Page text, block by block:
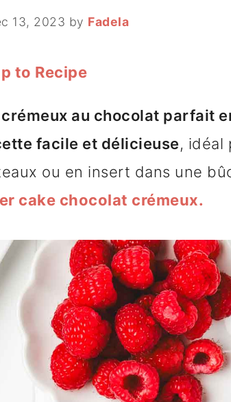
13, 2023 by Fadela
to Recipe
au chocolat parfait
facile et délicieuse, idéal
ou en insert dans une
cake chocolat crémeux.